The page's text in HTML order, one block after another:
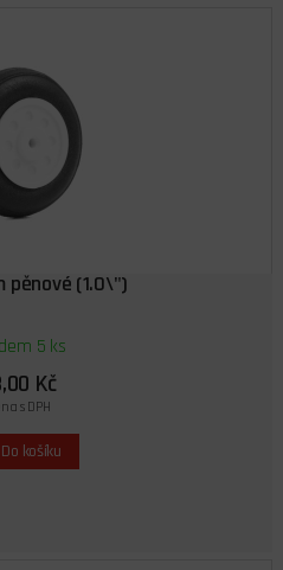
pěnové (1.0\")
5 ks
Kč
s DPH
Do košíku